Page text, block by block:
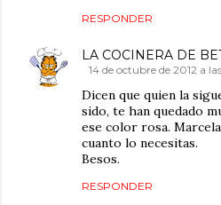
RESPONDER
LA COCINERA DE
14 de octubre de 2012 a
Dicen que quien la
sido, te han quedado
ese color rosa.
cuanto lo necesitas.
Besos.
RESPONDER